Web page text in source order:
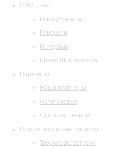
СМИ о нас
Все публикации
Рецензии
Интервью
Время Шостаковича
Партнеры
Наши партнеры
Фотогалерея
Стать партнером
Просветительские проекты
Творческие встречи